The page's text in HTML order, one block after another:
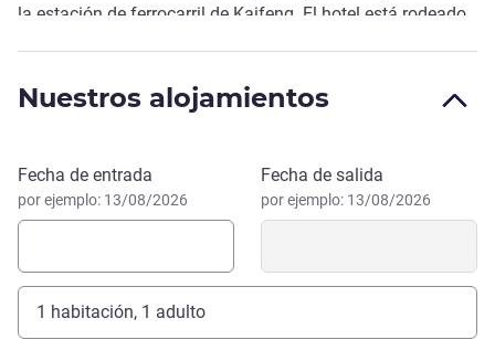
la estación de ferrocarril de Kaifeng. El hotel está rodeado
Ofrece 95 elegantes habitaciones, un restaurante,
Nuestros alojamientos
Reservar este hotel
Fecha de entrada
por ejemplo: 13/08/2026
Fecha de salida
por ejemplo: 13/08/2026
1 habitación, 1 adulto